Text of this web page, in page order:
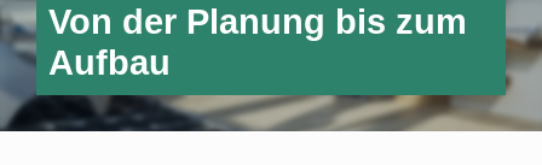
Von der Planung bis zum
Aufbau